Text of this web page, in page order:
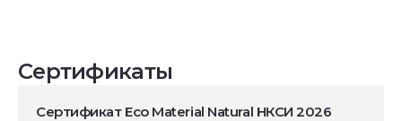
Сертификаты
Сертификат Eco Material Natural НКСИ 2026